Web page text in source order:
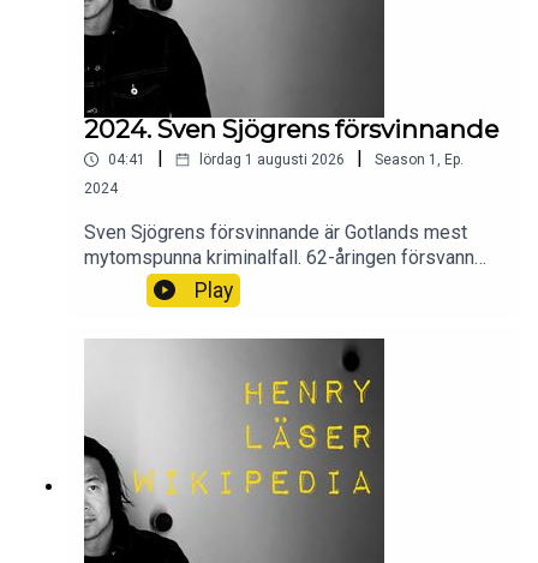
2024. Sven Sjögrens försvinnande
04:41 | lördag 1 augusti 2026 | Season 1 , Ep.
2024
Sven Sjögrens försvinnande är Gotlands mest
mytomspunna kriminalfall. 62-åringen försvann
från sitt hem i Lummelunda i oktober
1972.Wikipedia säger sitt om Sven Sjögrens
försvinnande.
Play